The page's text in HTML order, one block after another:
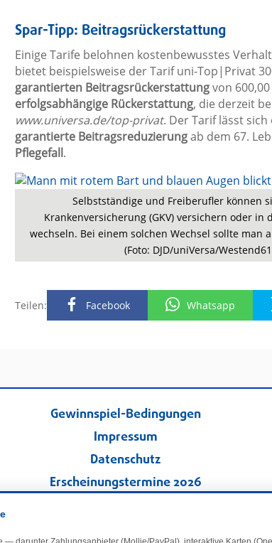
Spar-Tipp: Beitragsrückerstattung
Einige Tarife belohnen kostenbewusstes
bietet beispielsweise der Tarif uni-Top|Privat
garantierten Beitragsrückerstattungvon
erfolgsabhängige Rückerstattung, die derzeit
www.universa.de/top-privat. Der Tarif lässt
garantierte Beitragsreduzierungab dem 67.
Pflegefall.
Selbstständige und Freiberufler können
Krankenversicherung (GKV) versichern oder in
wechseln. Bei einem solchen Wechsel sollte man
(Foto: DJD/uniVersa/
Teilen: Facebook Whatsapp
Gewinnspiel-Bedingungen
Impressum
Datenschutz
Erscheinungstermine 2026